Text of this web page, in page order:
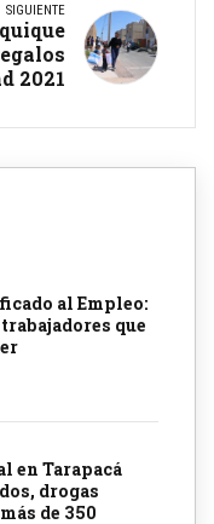
SIGUIENTE
2021
al Empleo:
que
en Tarapacá
drogas
de 350